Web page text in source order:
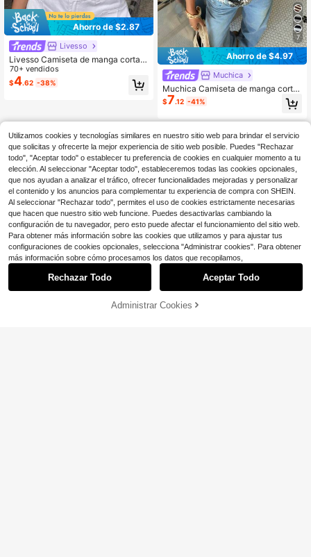
Ahorro de $2.87
Livesso
Livesso Camiseta de manga corta a
justada y elástica de hombro regula
r para mujer, prenda fina
70+ vendidos
$4.62 -38%
7
Ahorro de $4.97
Muchica
Muchica Camiseta de manga corta
holgada con hombros caídos, de pu
nto a rayas marrones, estilo casual
para mujer, adecuada para salidas, r
estilo Y2K, se puede usar con homb
ros caídos
$7.12 -41%
¡50% DE DESCUENTO!
Utilizamos cookies y tecnologías similares en nuestro sitio web para brindar el servicio
que solicitas y ofrecerte la mejor experiencia de sitio web posible. Puedes "Rechazar
todo", "Aceptar todo" o establecer tu preferencia de cookies en cualquier momento a tu
elección. Al seleccionar "Aceptar todo", estableceremos todas las cookies opcionales,
que nos ayudan a analizar el tráfico, ofrecer funcionalidades mejoradas y personalizar
el contenido y los anuncios para complementar tu experiencia de compra con SHEIN.
Al seleccionar "Rechazar todo", permites el uso de cookies estrictamente necesarias
que hacen que nuestro sitio web funcione. Puedes desactivarlas cambiando la
configuración de tu navegador, pero esto puede afectar el funcionamiento del sitio web.
Para obtener más información sobre las cookies que utilizamos y para ajustar tus
configuraciones de cookies opcionales, selecciona "Administrar cookies". Para obtener
más información sobre cómo procesamos los datos que recopilamos,
Rechazar Todo Aceptar Todo
Administrar Cookies